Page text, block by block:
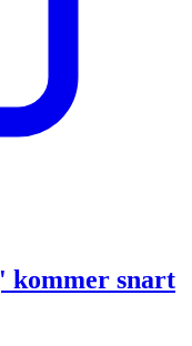
kommer snart